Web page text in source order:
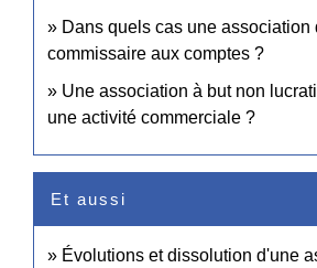
Dans quels cas une association
commissaire aux comptes ?
Une association à but non
une activité commerciale ?
Et aussi
Évolutions et dissolution d'une